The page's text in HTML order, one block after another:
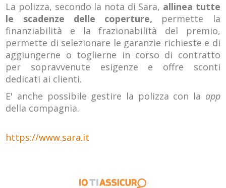
La polizza, secondo la nota di Sara, allinea tutte
le scadenze delle coperture, permette la
finanziabilità e la frazionabilità del premio,
permette di selezionare le garanzie richieste e di
aggiungerne o toglierne in corso di contratto
per sopravvenute esigenze e offre sconti
dedicati ai clienti.
E' anche possibile gestire la polizza con la app
della compagnia.
https://www.sara.it